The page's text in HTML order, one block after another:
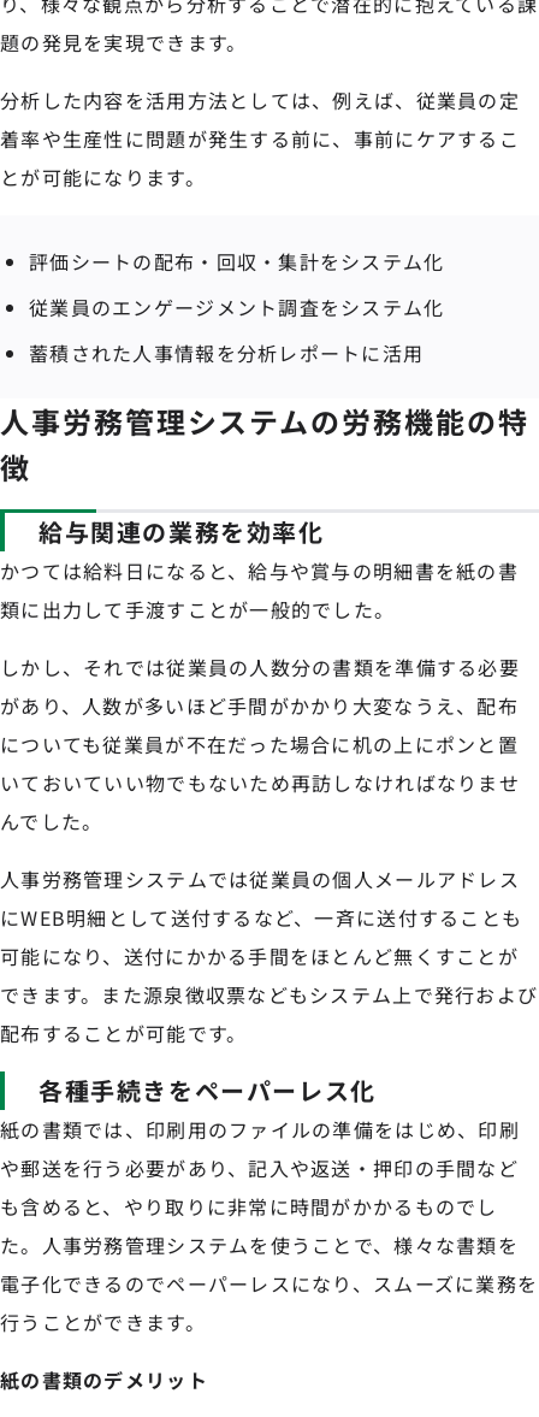
題の発見を実現できます。
分析した内容を活用方法としては、例えば、従業員の定
着率や生産性に問題が発生する前に、事前にケアするこ
とが可能になります。
評価シートの配布・回収・集計をシステム化
従業員のエンゲージメント調査をシステム化
蓄積された人事情報を分析レポートに活用
人事労務管理システムの労務機能の特
徴
給与関連の業務を効率化
かつては給料日になると、給与や賞与の明細書を紙の書
類に出力して手渡すことが一般的でした。
しかし、それでは従業員の人数分の書類を準備する必要
があり、人数が多いほど手間がかかり大変なうえ、配布
についても従業員が不在だった場合に机の上にポンと置
いておいていい物でもないため再訪しなければなりませ
んでした。
人事労務管理システムでは従業員の個人メールアドレス
にWEB明細として送付するなど、一斉に送付することも
可能になり、送付にかかる手間をほとんど無くすことが
できます。また源泉徴収票などもシステム上で発行および
配布することが可能です。
各種手続きをペーパーレス化
紙の書類では、印刷用のファイルの準備をはじめ、印刷
や郵送を行う必要があり、記入や返送・押印の手間など
も含めると、やり取りに非常に時間がかかるものでし
た。人事労務管理システムを使うことで、様々な書類を
電子化できるのでペーパーレスになり、スムーズに業務を
行うことができます。
紙の書類のデメリット